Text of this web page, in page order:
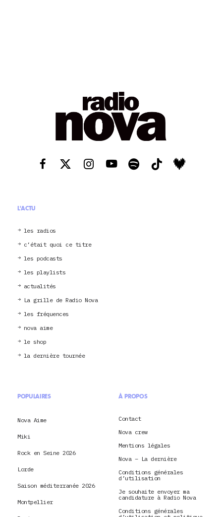
L'ACTU
les radios
c’était quoi ce titre
les podcasts
les playlists
actualités
La grille de Radio Nova
les fréquences
nova aime
le shop
la dernière tournée
POPULAIRES
Nova Aime
Miki
Rock en Seine 2026
Lorde
Saison méditerranée 2026
Montpellier
À PROPOS
Contact
Nova crew
Mentions légales
Nova – La dernière
Conditions générales
d’utilisation
Je souhaite envoyer ma
candidature à Radio Nova
Conditions générales